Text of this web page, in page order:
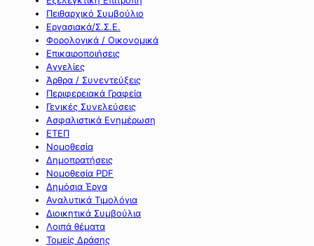
Πειθαρχικό Συμβούλιο
Εργασιακά/Σ.Σ.Ε.
Φορολογικά / Οικονομικά
Επικαιροποιήσεις
Αγγελίες
Άρθρα / Συνεντεύξεις
Περιφερειακά Γραφεία
Γενικές Συνελεύσεις
Ασφαλιστικά Ενημέρωση
ΕΤΕΠ
Νομοθεσία
Δημοπρατήσεις
Νομοθεσία PDF
Δημόσια Έργα
Αναλυτικά Τιμολόγια
Διοικητικά Συμβούλια
Λοιπά θέματα
Τομείς Δράσης